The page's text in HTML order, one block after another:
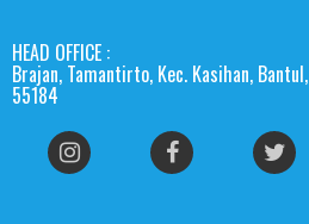
HEAD OFFICE :
Brajan, Tamantirto, Kec. Kasihan,
55184